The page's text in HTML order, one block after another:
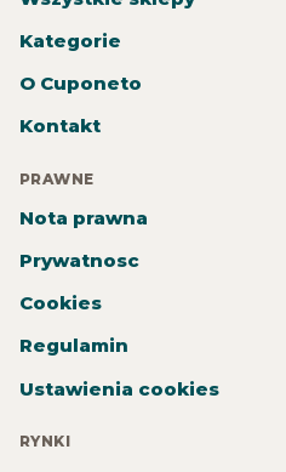
Kategorie
O Cuponeto
Kontakt
PRAWNE
Nota prawna
Prywatnosc
Cookies
Regulamin
Ustawienia cookies
RYNKI